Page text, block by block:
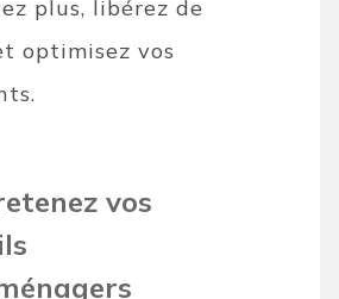
plus, libérez de
optimisez vos
vos